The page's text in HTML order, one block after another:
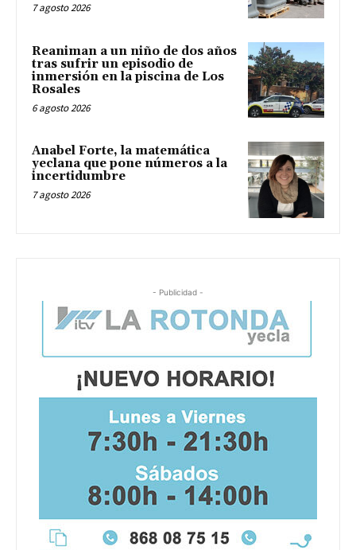
7 agosto 2026
Reaniman a un niño de dos años
tras sufrir un episodio de
inmersión en la piscina de Los
Rosales
6 agosto 2026
Anabel Forte, la matemática
yeclana que pone números a la
incertidumbre
7 agosto 2026
- Publicidad -